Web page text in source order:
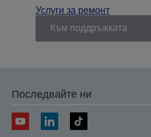
Услуги за ремонт
Към поддръжката
Последвайте ни